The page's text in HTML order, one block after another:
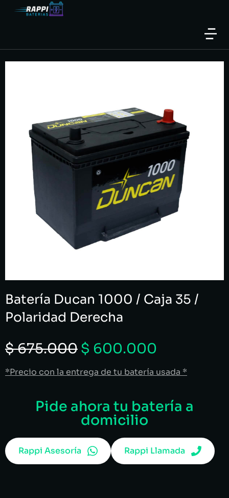
Batería Ducan 1000 / Caja 35 /
Polaridad Derecha
$675.000 $ 600.000
*Precio con la entrega de tu batería usada *
Pide ahora tu batería a
domicilio
Rappi Asesoría Rappi Llamada